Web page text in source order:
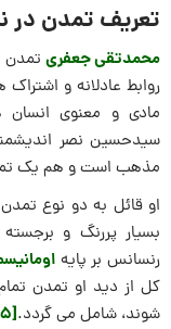
تعریف تمدن در
محمدتقی جعفری تمدن
روابط عادلانه و
مادی و معنوی
سیدحسین نصر
مذهب است و هم يک
او قائل به دو نوع
بسیار پررنگ و
رنسانس بر پایه
کل از دید او تمدن
شوند، شامل می گردد.[5]